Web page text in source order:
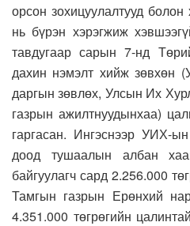
орсон зохицуулалтууд
нь бүрэн хэрэгжиж
тавдугаар сарын 7-нд
дахин нэмэлт хийж зөвхөн
даргын зөвлөх, Улсын Их
газрын ажилтнуудынхаа)
гаргасан. Ингэснээр УИХ-
доод тушаалын албан
байгуулагч сард 2.256.000
Тамгын газрын Ерөнхий
4.351.000 төгрөгийн